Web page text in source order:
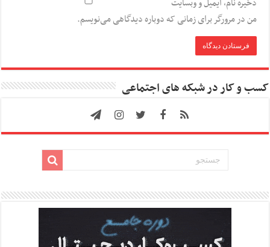
من در مرورگر برای زمانی که دوباره دیدگاهی می‌نویسم.
کسب و کار در شبکه های اجتماعی